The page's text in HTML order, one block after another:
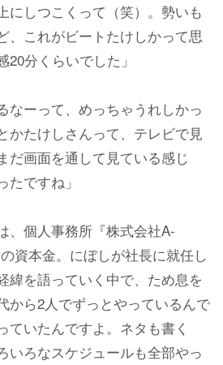
にしつこくって（笑）。勢いも
、これがビートたけしかって思
分くらいでした」
なーって、めっちゃうれしかっ
かたけしさんって、テレビで見
だ画面を通して見ている感じ
ですね」
、個人事務所『株式会社A-
資本金。にぼしが社長に就任し
緯を語っていく中で、ため息を
から2人でずっとやっているんで
ていたんですよ。ネタも書く
いろなスケジュールも全部やっ